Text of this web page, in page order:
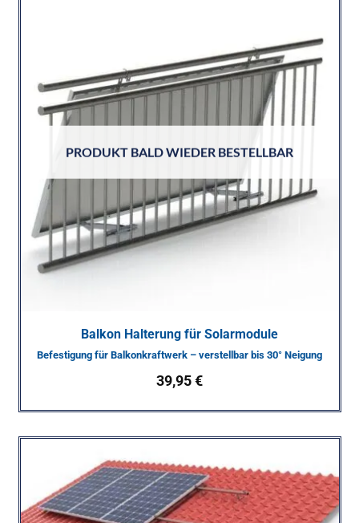
PRODUKT BALD WIEDER BESTELLBAR
Balkon Halterung für Solarmodule
Befestigung für Balkonkraftwerk – verstellbar bis 30° Neigung
39,95€